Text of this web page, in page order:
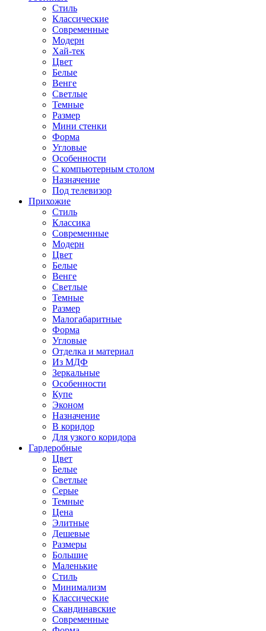
Стиль
Классические
Современные
Модерн
Хай-тек
Цвет
Белые
Венге
Светлые
Темные
Размер
Мини стенки
Форма
Угловые
Особенности
С компьютерным столом
Назначение
Под телевизор
Прихожие
Стиль
Классика
Современные
Модерн
Цвет
Белые
Венге
Светлые
Темные
Размер
Малогабаритные
Форма
Угловые
Отделка и материал
Из МДФ
Зеркальные
Особенности
Купе
Эконом
Назначение
В коридор
Для узкого коридора
Гардеробные
Цвет
Белые
Светлые
Серые
Темные
Цена
Элитные
Дешевые
Размеры
Большие
Маленькие
Стиль
Минимализм
Классические
Скандинавские
Современные